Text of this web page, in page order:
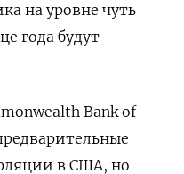
на уровне чуть
года будут
Bank of
в США, но